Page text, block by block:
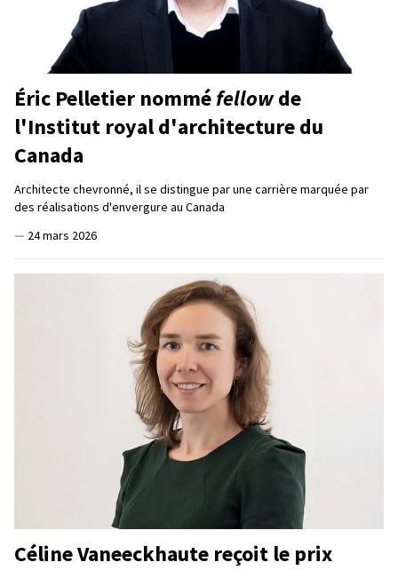
Éric Pelletier nomméfellowde
l'Institut royal d'architecture du
Canada
Architecte chevronné, il se distingue par une carrière marquée par
des réalisations d'envergure au Canada
— 24 mars 2026
Céline Vaneeckhaute reçoit le prix